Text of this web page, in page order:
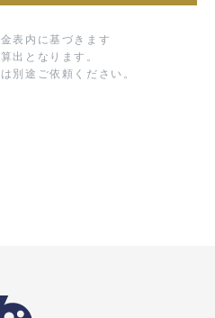
表内に基づきます
出となります。
別途ご依頼ください。